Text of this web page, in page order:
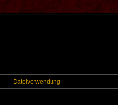
Dateiverwendung